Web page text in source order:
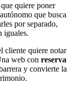
quiere poner
que busca
por separado,
iguales.
cliente quiere notar
web con reserva
y convierte la